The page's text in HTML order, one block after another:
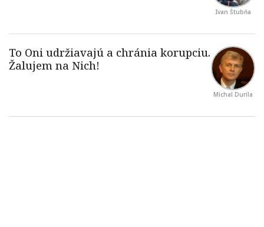
Ivan Štubňa
Michal Durila